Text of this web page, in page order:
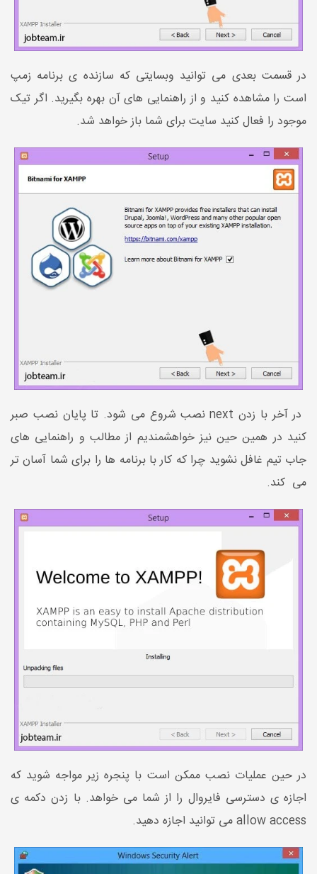
در قسمت بعدی می توانید وبسایتی که سازنده ی برنامه زمپ
است را مشاهده کنید و از راهنمایی های آن بهره بگیرید. اگر تیک
موجود را فعال کنید سایت برای شما باز خواهد شد.
در آخر با زدن next نصب شروع می شود. تا پایان نصب صبر
کنید در همین حین نیز خواهشمندیم از مطالب و راهنمایی های
جاب تیم غافل نشوید چرا که کار با برنامه ها را برای شما آسان تر
می کند.
در حین عملیات نصب ممکن است با پنجره زیر مواجه شوید که
اجازه ی دسترسی فایروال را از شما می خواهد. با زدن دکمه ی
allow access می توانید اجازه دهید.